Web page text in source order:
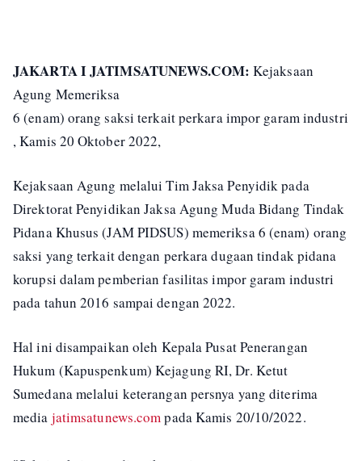
JAKARTA I JATIMSATUNEWS.COM: Kejaksaan
Agung Memeriksa
6 (enam) orang saksi terkait perkara impor garam industri
, Kamis 20 Oktober 2022,
Kejaksaan Agung melalui Tim Jaksa Penyidik pada
Direktorat Penyidikan Jaksa Agung Muda Bidang Tindak
Pidana Khusus (JAM PIDSUS) memeriksa 6 (enam) orang
saksi yang terkait dengan perkara dugaan tindak pidana
korupsi dalam pemberian fasilitas impor garam industri
pada tahun 2016 sampai dengan 2022.
Hal ini disampaikan oleh Kepala Pusat Penerangan
Hukum (Kapuspenkum) Kejagung RI, Dr. Ketut
Sumedana melalui keterangan persnya yang diterima
media jatimsatunews.compada Kamis 20/10/2022.